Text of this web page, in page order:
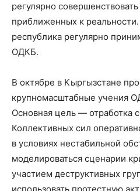
регулярно
приближенных к
республика регулярно
ОДКБ.
В октябре в Кыргызстане
крупномасштабные учения
Основная цель — отработка
Коллективных сил
в условиях нестабильной
моделироваться сценарии
участием деструктивных